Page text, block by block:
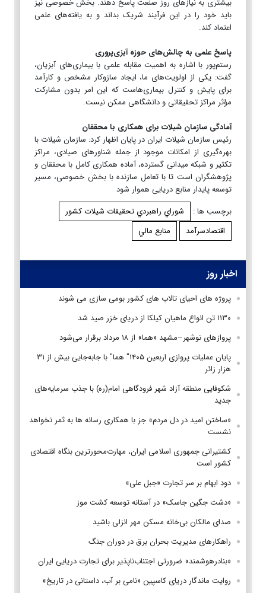
بیشتری به نیازهای روز صنعت پاسخ دهند. بخش خصوصی نیز
باید خود را در این فرآیند شریک بداند و به یافته‌های علمی
اعتماد کند.
پاسخ علمی به چالش‌های حوزه آبزی‌پروری
رستم‌پور با اشاره به اهمیت مقابله علمی با بیماری‌های آبزیان،
گفت: یکی از اولویت‌های ما، ایجاد سازوکار مشخص و کارآمد
برای پایش و کنترل بیماری‌هاست که این امر بدون مشارکت
مؤثر مراکز تحقیقاتی و دانشگاهی ممکن نیست.
آمادگی سازمان شیلات برای همکاری با محققان
رئیس سازمان شیلات ایران در پایان اظهار کرد: سازمان شیلات با
بهره‌گیری از امکانات موجود از جمله شناورهای صیادی، مراکز
تکثیر و شبکه میدانی گسترده، آماده همکاری کامل با محققان و
پژوهشگران است تا با تعامل سازنده با بخش خصوصی، مسیر
توسعه پایدار منابع دریایی هموار شود
برچسب ها :
شوراي راهبردي تحقيقات شيلات كشور
اقتصادسرآمد
منابع مالي
اخبار روز
پروژه های احیای تالاب های کشور بومی سازی می شوند
۱۱۳۰ تن انواع ماهیان کیلکا از دریای خزر صید شد
پروازهای نوشهر–مشهد «هما» از ۱۸ مرداد برقرار می‌شود
پایان عملیات پروازی اربعین ۱۴۰۵" هما" با جابه‌جایی بیش از ۳۱
هزار زائر
شکوفایی منطقه آزاد شهر فرودگاهی امام(ره) با جذب سرمایه‌های
جدید
«ساختن امید در دل مردم» جز با همکاری رسانه ها به ثمر نخواهد
نشست
کشتیرانی جمهوری اسلامی ایران، مهارت‌محورترین بنگاه اقتصادی
کشور است
دودِ ابهام بر سر تجارت «جبل علی»
«دشت جگین جاسک» در آستانه توسعه کشت موز
صدای مالکان بی‌خانه مسکن مهر انزلی باشید
راهکارهای مدیریت بحران برق در دوران جنگ
«بنادرهوشمند» ضرورتی اجتناب‌ناپذیر برای تجارت دریایی ایران
روایت ماندگار دریای کاسپین «نامی بر آب، داستانی در تاریخ»